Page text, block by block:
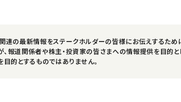
連の最新情報をステークホルダーの皆様にお伝えするため
報道関係者や株主・投資家の皆さまへの情報提供を目的と
的とするものではありません。